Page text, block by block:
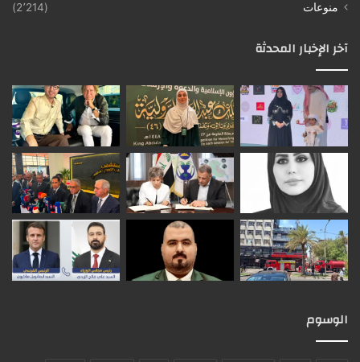
منوعات
(2٬214)
آخر الإخبار المحدثة
الوسوم